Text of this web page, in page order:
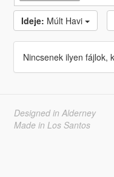
Ideje: Múlt Havi
Nincsenek ilyen fájlok,
Designed in Alderney
Made in Los Santos